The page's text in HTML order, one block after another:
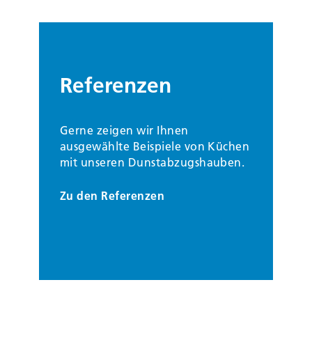
Referenzen
Gerne zeigen wir Ihnen
ausgewählte Beispiele von Küchen
mit unseren Dunstabzugshauben.
Zu den Referenzen